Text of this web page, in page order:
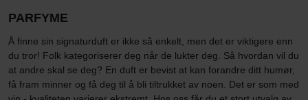
PARFYME
Å finne sin signaturduft er ikke så enkelt, men det er viktigere enn
du tror! Folk kategoriserer deg når de lukter deg. Så hvordan vil du
at andre skal se deg? En duft er bevist at kan forandre ditt humør,
få fram minner og få deg til å bli tiltrukket av noen. Det er som med